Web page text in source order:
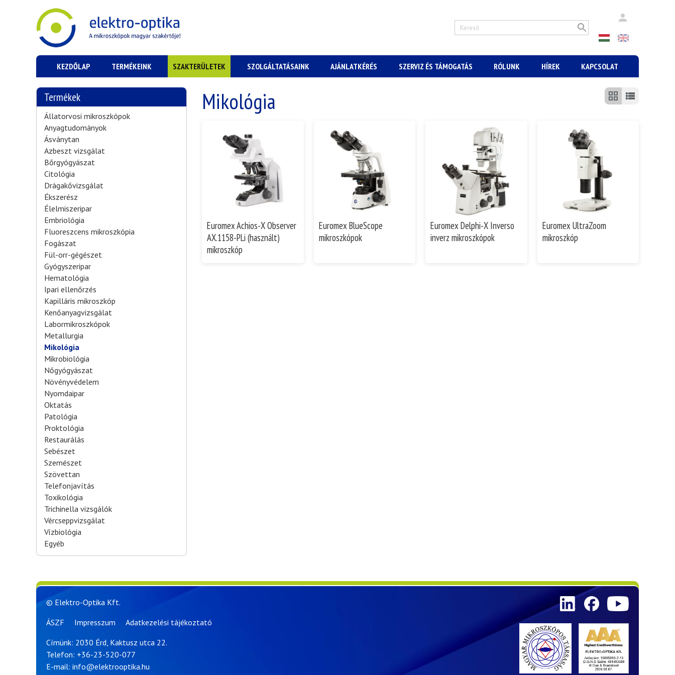
KEZDŐLAP TERMÉKEINK SZAKTERÜLETEK SZOLGÁLTATÁSAINK AJÁNLATKÉRÉS SZERVIZ ÉS TÁMOGATÁS RÓLUNK HÍREK KAPCSOLAT
Termékek
Állatorvosi mikroszkópok
Anyagtudományok
Ásványtan
Azbeszt vizsgálat
Bőrgyógyászat
Citológia
Drágakővizsgálat
Ékszerész
Élelmiszeripar
Embriológia
Fluoreszcens mikroszkópia
Fogászat
Fül-orr-gégészet
Gyógyszeripar
Hematológia
Ipari ellenőrzés
Kapilláris mikroszkóp
Kenőanyagvizsgálat
Labormikroszkópok
Metallurgia
Mikológia
Mikrobiológia
Nőgyógyászat
Növényvédelem
Nyomdaipar
Oktatás
Patológia
Proktológia
Restaurálás
Sebészet
Szemészet
Szövettan
Telefonjavítás
Toxikológia
Trichinella vizsgálók
Vércseppvizsgálat
Vízbiológia
Egyéb
Mikológia
Euromex Achios-X Observer
AX.1158-PLi (használt)
mikroszkóp
Euromex BlueScope
mikroszkópok
Euromex Delphi-X Inverso
inverz mikroszkópok
Euromex UltraZoom
mikroszkóp
© Elektro-Optika Kft.
ÁSZF
Impresszum
Adatkezelési tájékoztató
Címünk: 2030 Érd, Kaktusz utca 22.
Telefon: +36-23-520-077
E-mail: info@elektrooptika.hu